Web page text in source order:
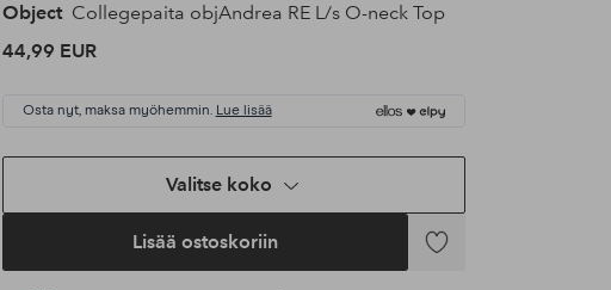
Object Collegepaita objAndrea RE L/s O-neck Top
44,99 EUR
Osta nyt, maksa myöhemmin. Lue lisää
Valitse koko
Lisää ostoskoriin
Lisää